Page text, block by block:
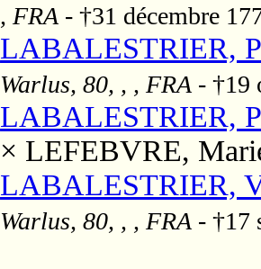
, FRA - †31 décembre
LABALESTRIER,
Warlus, 80, , , FRA - †19
LABALESTRIER,
× LEFEBVRE,
LABALESTRIER,
Warlus, 80, , , FRA - †17